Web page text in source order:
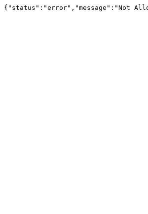
{"status":"error","message":"Not